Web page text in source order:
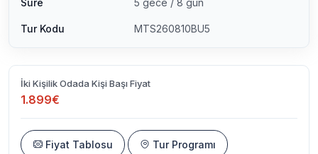
5 gece / 8 gün
Tur Kodu MTS260810BU5
İki Kişilik Odada Kişi Başı Fiyat
1.899€
Fiyat Tablosu Tur Programı